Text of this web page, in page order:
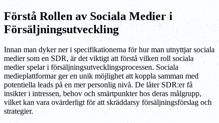
Förstå Rollen av Sociala Medier i
Försäljningsutveckling
Innan man dyker ner i specifikationerna för hur man utnyttjar sociala
medier som en SDR, är det viktigt att förstå vilken roll sociala
medier spelar i försäljningsutvecklingsprocessen. Sociala
medieplattformar ger en unik möjlighet att koppla samman med
potentiella leads på en mer personlig nivå. De låter SDR:er få
insikter i intressen, behov och smärtpunkter hos deras målgrupp,
vilket kan vara ovärderligt för att skräddarsy försäljningsförslag och
strategier.